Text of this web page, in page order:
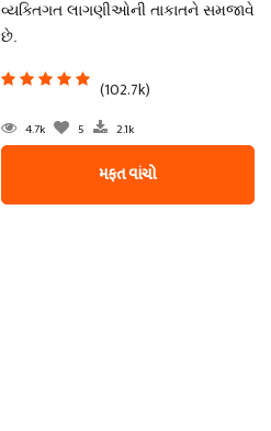
વ્યક્તિગત લાગણીઓની તાકાતને સમજાવે
છે.
(102.7k)
4.7k 5 2.1k
મફત વાંચો